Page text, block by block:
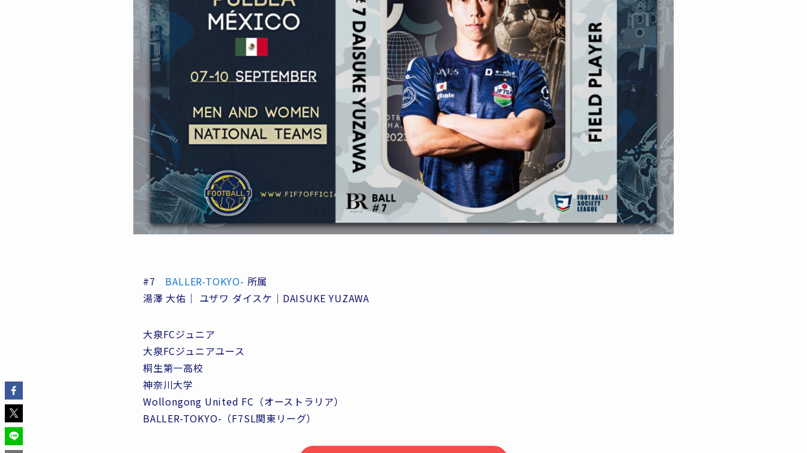
#7 BALLER-TOKYO- 所属
湯澤 大佑｜ ユザワ ダイスケ｜DAISUKE YUZAWA
大泉FCジュニア
大泉FCジュニアユース
桐生第一高校
神奈川大学
Wollongong United FC（オーストラリア）
BALLER-TOKYO-（F7SL関東リーグ）